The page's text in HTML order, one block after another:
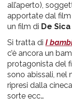
all’aperto),
apportate dal
un film di De Sica
Si tratta di I
c’è ancora un
protagonista del
sono abissali, nel
ripresi dalla
sorte ecc…